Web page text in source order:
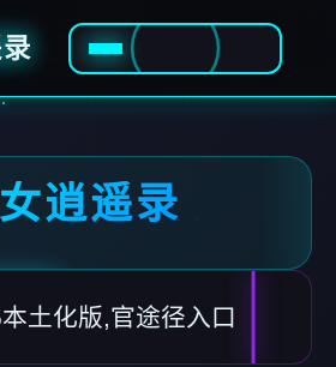
逍遥录
土化版,官途径入口